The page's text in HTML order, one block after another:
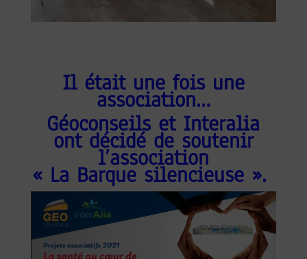
Il était une fois une
association…
Géoconseils et Interalia
ont décidé de soutenir
l’association
« La Barque silencieuse ».